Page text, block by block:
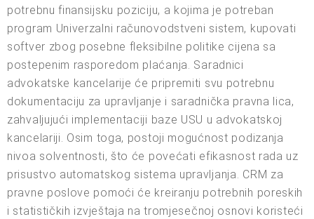
potrebnu finansijsku poziciju, a kojima je potreban
program Univerzalni računovodstveni sistem, kupovati
softver zbog posebne fleksibilne politike cijena sa
postepenim rasporedom plaćanja. Saradnici
advokatske kancelarije će pripremiti svu potrebnu
dokumentaciju za upravljanje i saradnička pravna lica,
zahvaljujući implementaciji baze USU u advokatskoj
kancelariji. Osim toga, postoji mogućnost podizanja
nivoa solventnosti, što će povećati efikasnost rada uz
prisustvo automatskog sistema upravljanja. CRM za
pravne poslove pomoći će kreiranju potrebnih poreskih
i statističkih izvještaja na tromjesečnoj osnovi koristeći